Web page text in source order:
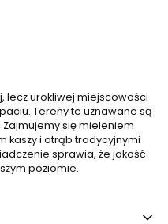
lecz urokliwej miejscowości
Tereny te uznawane są
Zajmujemy się mieleniem
kaszy i otrąb tradycyjnymi
sprawia, że jakość
poziomie.